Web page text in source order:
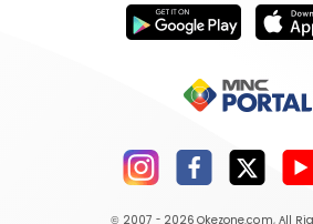
© 2007 - 2026 Okezone.com, All